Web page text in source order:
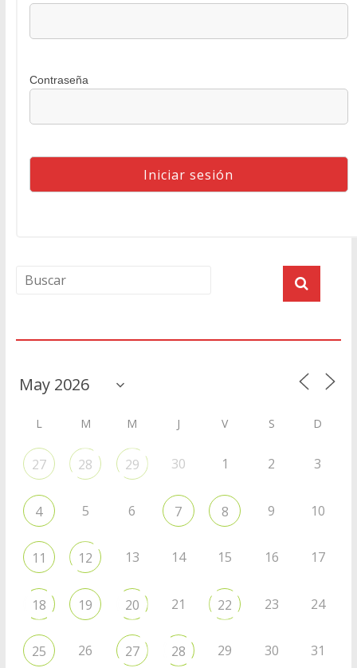
Contraseña
L M M J V S D
27 28 29 30 1 2 3
4 5 6 7 8 9 10
11 12 13 14 15 16 17
18 19 20 21 22 23 24
25 26 27 28 29 30 31